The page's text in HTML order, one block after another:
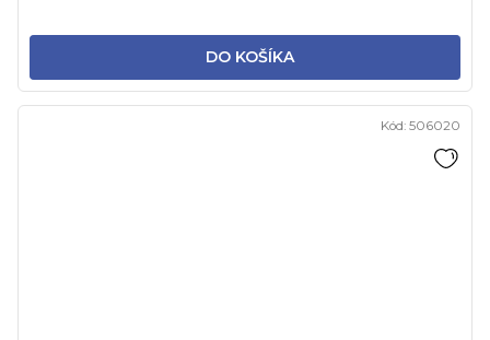
DO KOŠÍKA
Kód: 506020